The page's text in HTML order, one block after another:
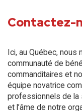
Contactez-
Ici, au Québec, nous
communauté de
commanditaires et
équipe novatrice
professionnels de
et l’âme de notre